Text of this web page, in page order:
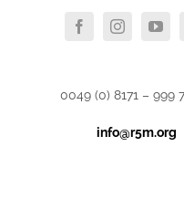
0049 (0) 8171 – 999
info@r5m.org